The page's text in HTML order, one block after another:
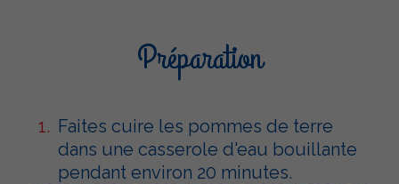
Préparation
Faites cuire les pommes de terre
dans une casserole d'eau bouillante
pendant environ 20 minutes.